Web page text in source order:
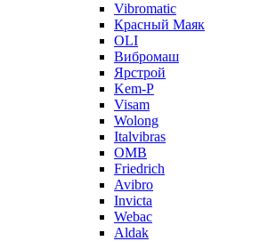
Vibromatic
Красный Маяк
OLI
Вибромаш
Ярстрой
Kem-P
Visam
Wolong
Italvibras
OMB
Friedrich
Avibro
Invicta
Webac
Aldak